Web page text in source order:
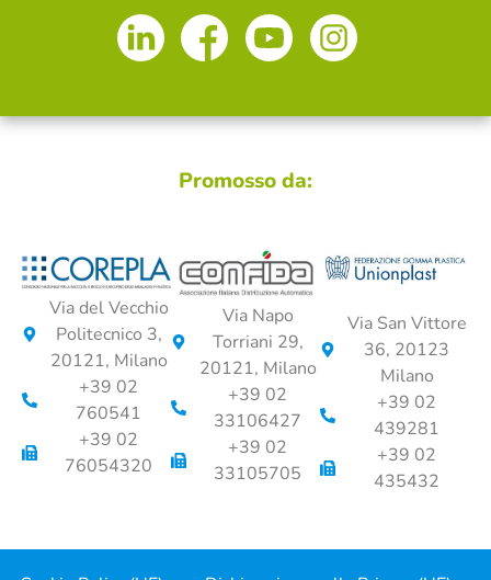
Promosso da:
Via del Vecchio
Politecnico 3,
20121, Milano
+39 02
760541
+39 02
76054320
Via Napo
Torriani 29,
20121, Milano
+39 02
33106427
+39 02
33105705
Via San Vittore
36, 20123
Milano
+39 02
439281
+39 02
435432